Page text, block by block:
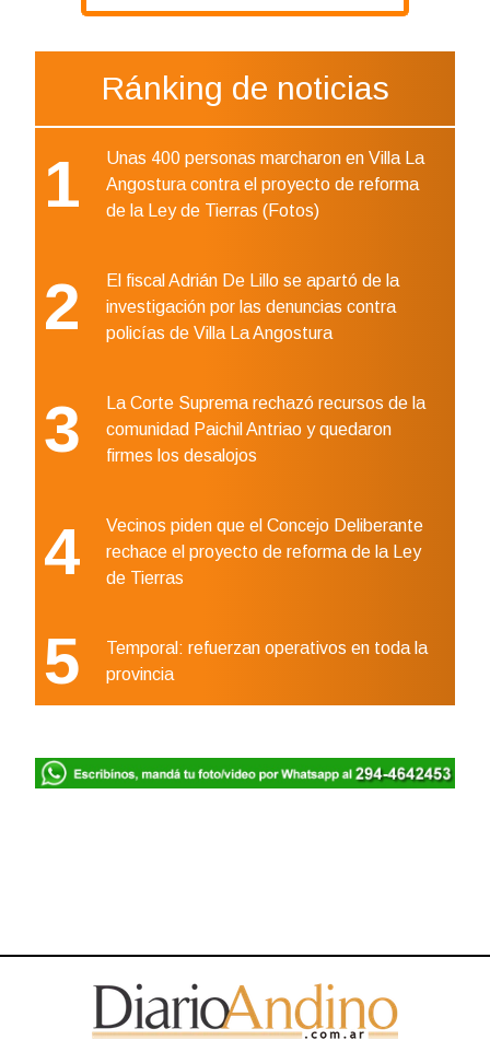
Ránking de noticias
1
Unas 400 personas marcharon en Villa La
Angostura contra el proyecto de reforma
de la Ley de Tierras (Fotos)
2
El fiscal Adrián De Lillo se apartó de la
investigación por las denuncias contra
policías de Villa La Angostura
3
La Corte Suprema rechazó recursos de la
comunidad Paichil Antriao y quedaron
firmes los desalojos
4
Vecinos piden que el Concejo Deliberante
rechace el proyecto de reforma de la Ley
de Tierras
5
Temporal: refuerzan operativos en toda la
provincia